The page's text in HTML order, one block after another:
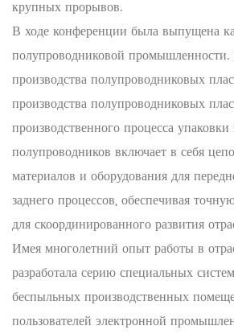
крупных прорывов.
В ходе конференции была выпущена
полупроводниковой промышленности.
производства полупроводниковых
производства полупроводниковых
производственного процесса
полупроводников включает в себя
материалов и оборудования для
заднего процессов, обеспечивая
для скоординированного развития
Имея многолетний опыт работы в
разработала серию специальных
беспыльных производственных
пользователей электронной